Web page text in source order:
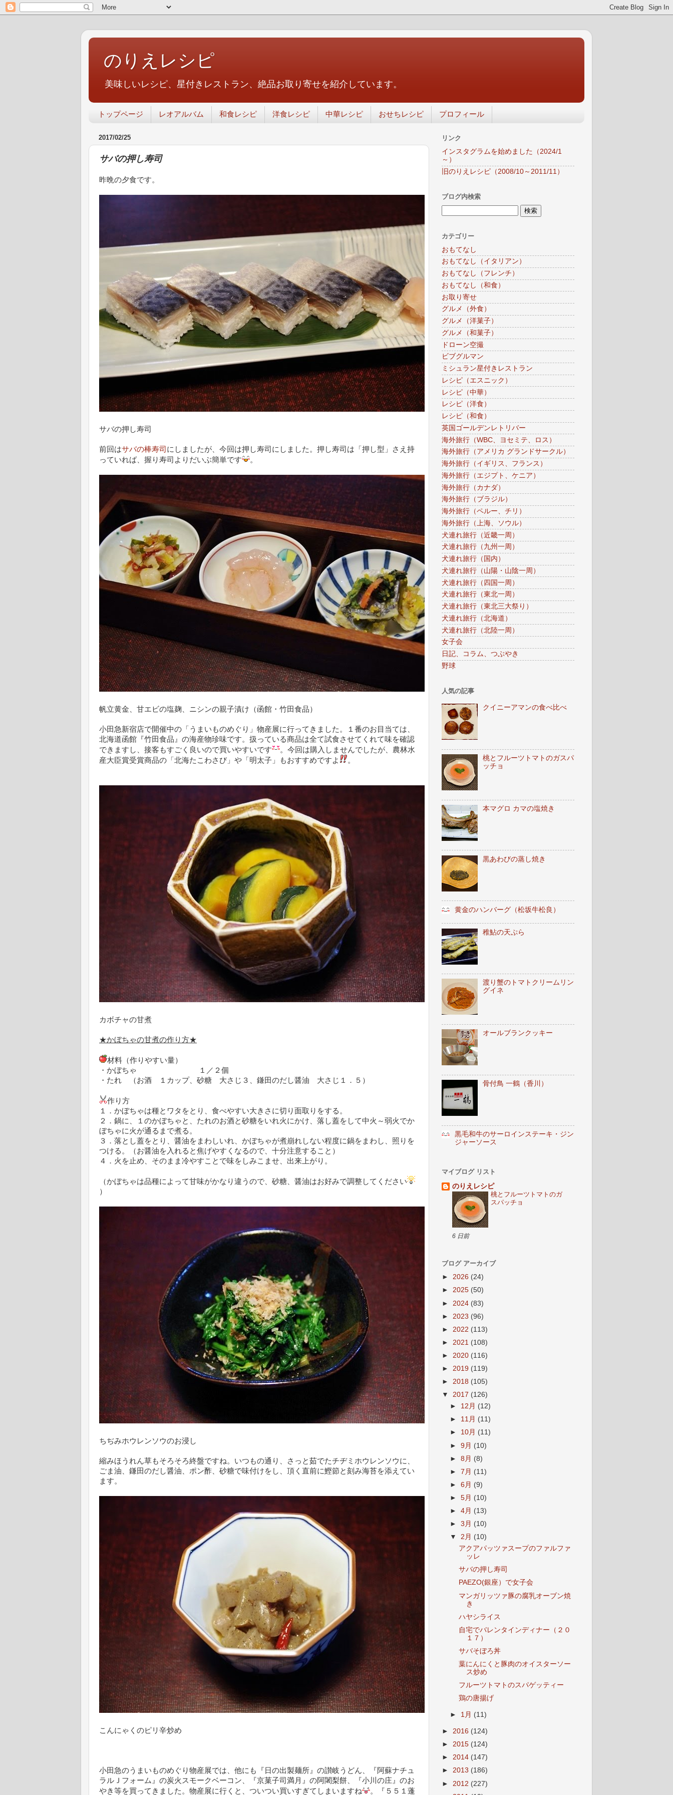
のりえレシピ
美味しいレシピ、星付きレストラン、絶品お取り寄せを紹介しています。
トップページ レオアルバム 和食レシピ 洋食レシピ 中華レシピ おせちレシピ プロフィール
2017/02/25
サバの押し寿司
昨晩の夕食です。
サバの押し寿司
前回はサバの棒寿司 にしましたが、今回は押し寿司にしました。押し寿司は「押し型」さえ持
っていれば、握り寿司よりだいぶ簡単です
。
帆立黄金、甘エビの塩麹、ニシンの親子漬け（函館・竹田食品）
小田急新宿店で開催中の「うまいものめぐり」物産展に行ってきました。１番のお目当ては、
北海道函館『竹田食品』の海産物珍味です。扱っている商品は全て試食させてくれて味を確認
できますし、接客もすごく良いので買いやすいです
。今回は購入しませんでしたが、農林水
産大臣賞受賞商品の「北海たこわさび」や「明太子」もおすすめですよ
。
カボチャの甘煮
★かぼちゃの甘煮の作り方★
材料（作りやすい量）
・かぼちゃ １／２個
・たれ （お酒 １カップ、砂糖 大さじ３、鎌田のだし醤油 大さじ１．５）
作り方
１．かぼちゃは種とワタをとり、食べやすい大きさに切り面取りをする。
２．鍋に、１のかぼちゃと、たれのお酒と砂糖をいれ火にかけ、落し蓋をして中火～弱火でか
ぼちゃに火が通るまで煮る。
３．落とし蓋をとり、醤油をまわしいれ、かぼちゃが煮崩れしない程度に鍋をまわし、照りを
つける。（お醤油を入れると焦げやすくなるので、十分注意すること）
４．火を止め、そのまま冷やすことで味をしみこませ、出来上がり。
（かぼちゃは品種によって甘味がかなり違うので、砂糖、醤油はお好みで調整してください
）
ちぢみホウレンソウのお浸し
縮みほうれん草もそろそろ終盤ですね。いつもの通り、
さっと茹でたチヂミホウレンソウに、
ごま油、鎌田のだし醤油、ポン酢、砂糖で味付けをし、頂く直前に鰹節と刻み海苔を添えてい
ます。
こんにゃくのピリ辛炒め
小田急のうまいものめぐり物産展では、他にも『日の出製麺所』の讃岐うどん、『阿蘇ナチュ
ラルＪフォーム』の炭火スモークベーコン、『京菓子司満月』の阿闍梨餅、『小川の庄』のお
やき等を買ってきました。物産展に行くと、ついつい買いすぎてしまいますね
。『５５１蓬
リンク
インスタグラムを始めました（2024/1
～）
旧のりえレシピ（2008/10～2011/11）
ブログ内検索
カテゴリー
おもてなし
おもてなし（イタリアン）
おもてなし（フレンチ）
おもてなし（和食）
お取り寄せ
グルメ（外食）
グルメ（洋菓子）
グルメ（和菓子）
ドローン空撮
ビブグルマン
ミシュラン星付きレストラン
レシピ（エスニック）
レシピ（中華）
レシピ（洋食）
レシピ（和食）
英国ゴールデンレトリバー
海外旅行（WBC、ヨセミテ、ロス）
海外旅行（アメリカ グランドサークル）
海外旅行（イギリス、フランス）
海外旅行（エジプト、ケニア）
海外旅行（カナダ）
海外旅行（ブラジル）
海外旅行（ペルー、チリ）
海外旅行（上海、ソウル）
犬連れ旅行（近畿一周）
犬連れ旅行（九州一周）
犬連れ旅行（国内）
犬連れ旅行（山陽・山陰一周）
犬連れ旅行（四国一周）
犬連れ旅行（東北一周）
犬連れ旅行（東北三大祭り）
犬連れ旅行（北海道）
犬連れ旅行（北陸一周）
女子会
日記、コラム、つぶやき
野球
人気の記事
クイニーアマンの食べ比べ
桃とフルーツトマトのガスパ
ッチョ
本マグロ カマの塩焼き
黒あわびの蒸し焼き
黄金のハンバーグ（松坂牛松良）
稚鮎の天ぷら
渡り蟹のトマトクリームリン
グイネ
オールブランクッキー
骨付鳥 一鶴（香川）
黒毛和牛のサーロインステーキ・ジン
ジャーソース
マイブログ リスト
のりえレシピ
桃とフルーツトマトのガ
スパッチョ
6 日前
ブログ アーカイブ
► 2026 (24)
► 2025 (50)
► 2024 (83)
► 2023 (96)
► 2022 (113)
► 2021 (108)
► 2020 (116)
► 2019 (119)
► 2018 (105)
▼ 2017 (126)
► 12月 (12)
► 11月 (11)
► 10月 (11)
►9月 (10)
►8月 (8)
►7月 (11)
►6月 (9)
►5月 (10)
►4月 (13)
►3月 (10)
▼2月 (10)
アクアパッツァスープのファルファ
ッレ
サバの押し寿司
PAEZO(銀座）で女子会
マンガリッツァ豚の腐乳オーブン焼
き
ハヤシライス
自宅でバレンタインディナー（２０
１７）
サバそぼろ丼
葉にんにくと豚肉のオイスターソー
ス炒め
フルーツトマトのスパゲッティー
鶏の唐揚げ
► 1月 (11)
► 2016 (124)
► 2015 (124)
► 2014 (147)
► 2013 (186)
► 2012 (227)